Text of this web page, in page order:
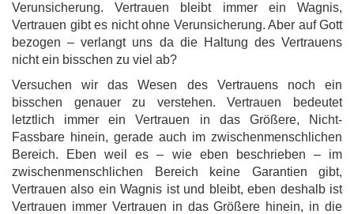
Verunsicherung. Vertrauen bleibt immer ein Wagnis,
Vertrauen gibt es nicht ohne Verunsicherung. Aber auf Gott
bezogen – verlangt uns da die Haltung des Vertrauens
nicht ein bisschen zu viel ab?
Versuchen wir das Wesen des Vertrauens noch ein
bisschen genauer zu verstehen. Vertrauen bedeutet
letztlich immer ein Vertrauen in das Größere, Nicht-
Fassbare hinein, gerade auch im zwischenmenschlichen
Bereich. Eben weil es – wie eben beschrieben – im
zwischenmenschlichen Bereich keine Garantien gibt,
Vertrauen also ein Wagnis ist und bleibt, eben deshalb ist
Vertrauen immer Vertrauen in das Größere hinein, in die